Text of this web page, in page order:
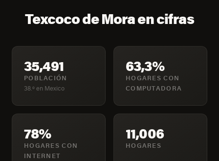
Texcoco de Mora en cifras
35,491
POBLACIÓN
38.º en Mexico
63,3%
HOGARES CON
COMPUTADORA
78%
HOGARES CON
INTERNET
11,006
HOGARES